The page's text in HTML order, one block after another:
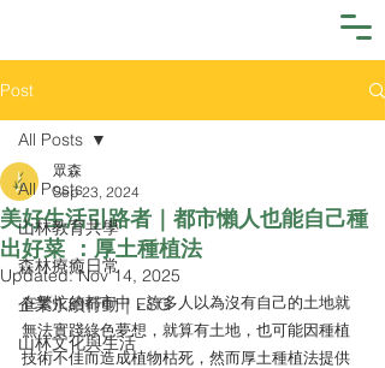
Post
All Posts
山林教育共學
森林療癒日常
企業永續行動｜ESG
山林文化與生活
All Posts
美好生活引路者｜都市懶人也能自己種
出好菜 ：厚土種植法
眾森
Sep 23, 2024
Updated:Nov 14, 2025
在繁忙的都市中，許多人以為沒有自己的土地就
無法實踐綠色夢想，就算有土地，也可能因種植
技術不佳而造成植物枯死，然而厚土種植法提供